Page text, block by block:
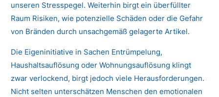
unseren Stresspegel. Weiterhin birgt ein überfüllter
Raum Risiken, wie potenzielle Schäden oder die Gefahr
von Bränden durch unsachgemäß gelagerte Artikel.
Die Eigeninitiative in Sachen Entrümpelung,
Haushaltsauflösung oder Wohnungsauflösung klingt
zwar verlockend, birgt jedoch viele Herausforderungen.
Nicht selten unterschätzen Menschen den emotionalen